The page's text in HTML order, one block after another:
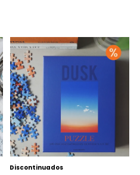
Discontinuados